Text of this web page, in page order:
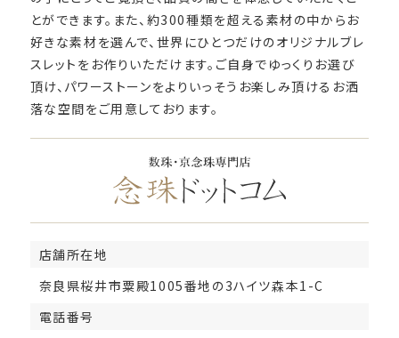
とができます。また、約300種類を超える素材の中からお
好きな素材を選んで、世界にひとつだけのオリジナルブレ
スレットをお作りいただけます。ご自身でゆっくりお選び
頂け、パワーストーンをよりいっそうお楽しみ頂けるお洒
落な空間をご用意しております。
店舗所在地
奈良県桜井市粟殿1005番地の3ハイツ森本1-C
電話番号